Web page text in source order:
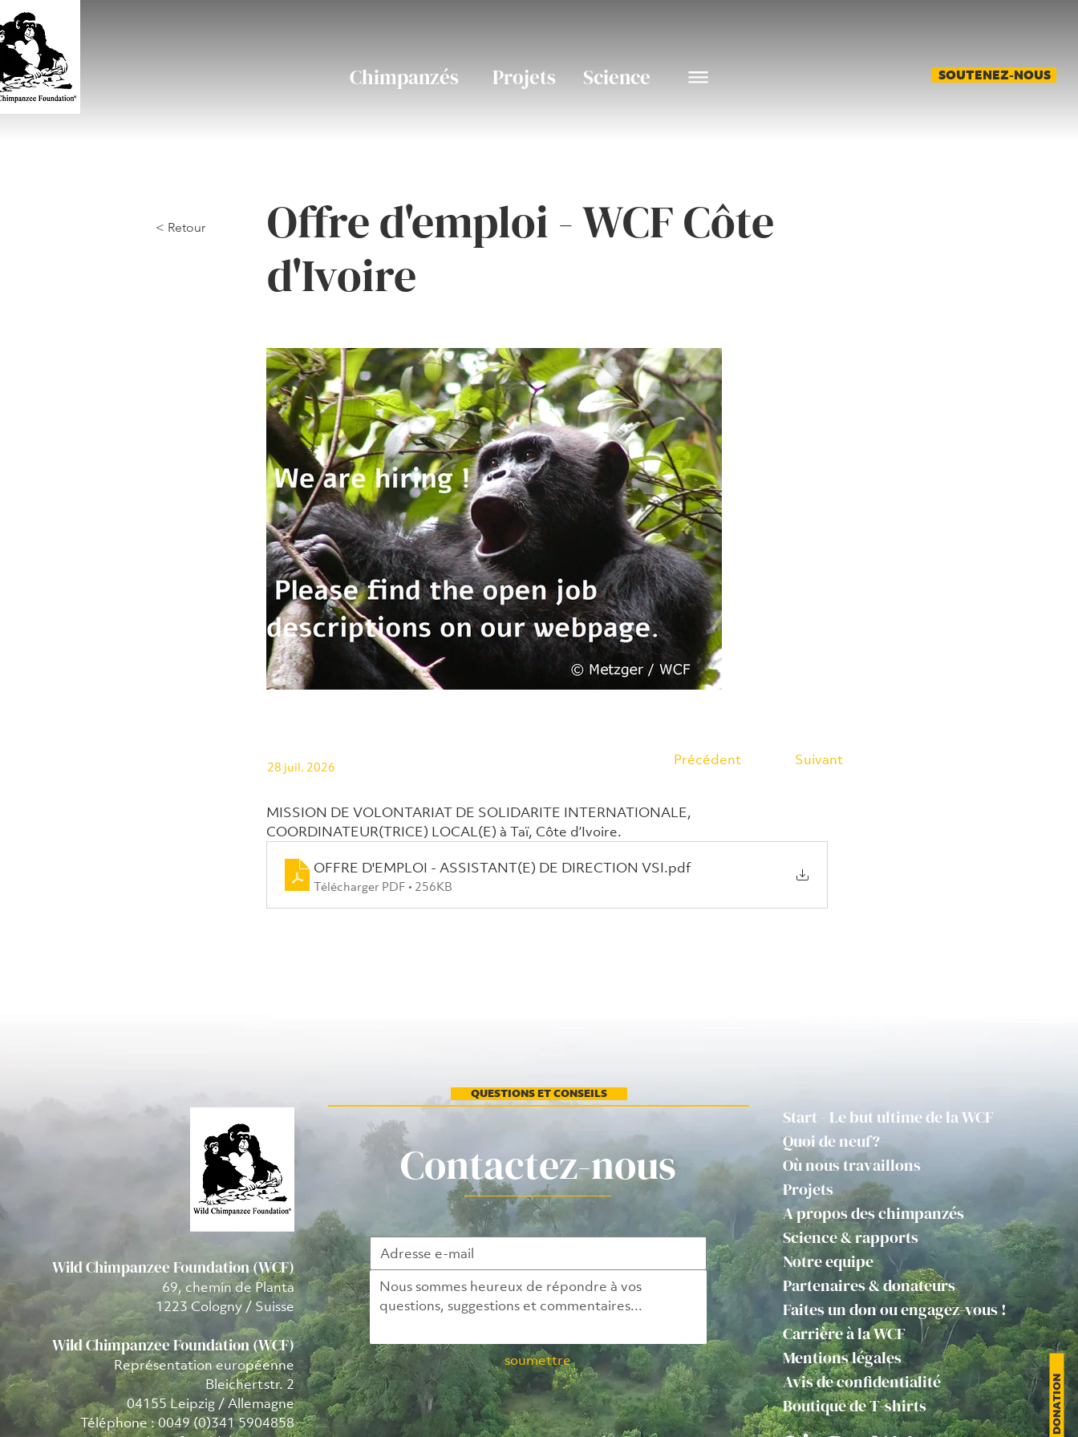
SOUTENEZ-NOUS
Chimpanzés Projets Science
< Retour
Offre d'emploi - WCF Côte
d'Ivoire
28 juil. 2026 Précédent Suivant
MISSION DE VOLONTARIAT DE SOLIDARITE INTERNATIONALE,
COORDINATEUR(TRICE) LOCAL(E) à Taï, Côte d’Ivoire.
OFFRE D'EMPLOI - ASSISTANT(E) DE DIRECTION VSI.pdf
Télécharger PDF • 256KB
DONATION
Wild Chimpanzee Foundation (WCF)
69, chemin de Planta
1223 Cologny / Suisse
Wild Chimpanzee Foundation (WCF)
Représentation européenne
Bleichertstr. 2
04155 Leipzig / Allemagne
Téléphone : 0049 (0)341 5904858
QUESTIONS ET CONSEILS
Contactez-nous
soumettre
Start - Le but ultime de la WCF
Quoi de neuf?
Où nous travaillons
Projets
A propos des chimpanzés
Science & rapports
Notre equipe
Partenaires & donateurs
Faites un don ou engagez-vous !
Carrière à la WCF
Mentions légales
Avis de confidentialité
Boutique de T-shirts